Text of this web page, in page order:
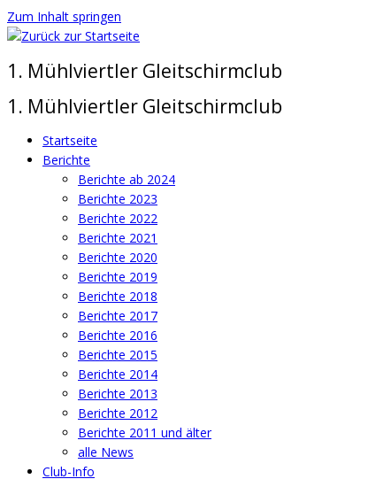
Zum Inhalt springen
1. Mühlviertler Gleitschirmclub
1. Mühlviertler Gleitschirmclub
Startseite
Berichte
Berichte ab 2024
Berichte 2023
Berichte 2022
Berichte 2021
Berichte 2020
Berichte 2019
Berichte 2018
Berichte 2017
Berichte 2016
Berichte 2015
Berichte 2014
Berichte 2013
Berichte 2012
Berichte 2011 und älter
alle News
Club-Info